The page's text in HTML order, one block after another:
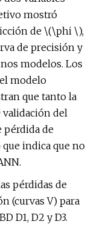
mostró
de \(\phi \),
de precisión y
modelos. Los
modelo
que tanto la
validación del
pérdida de
indica que no
pérdidas de
(curvas V) para
D1, D2 y D3.